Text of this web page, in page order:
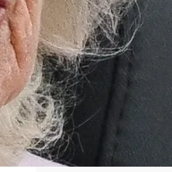
Flipboard